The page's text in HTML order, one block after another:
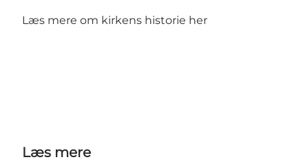
Læs mere om kirkens historie her
Læs mere